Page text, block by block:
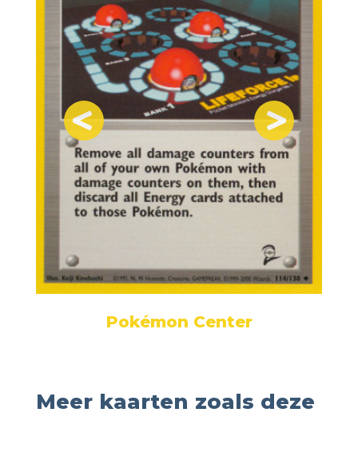
Pokémon Center
Meer kaarten zoals deze